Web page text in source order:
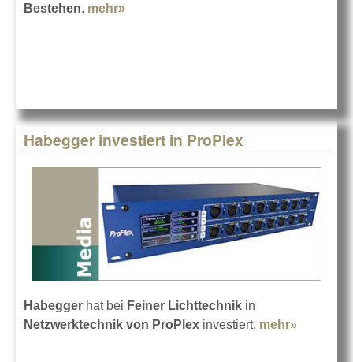
Bestehen. mehr»
Habegger investiert in ProPlex
Habegger hat bei Feiner Lichttechnik in
Netzwerktechnik von ProPlex investiert. mehr»